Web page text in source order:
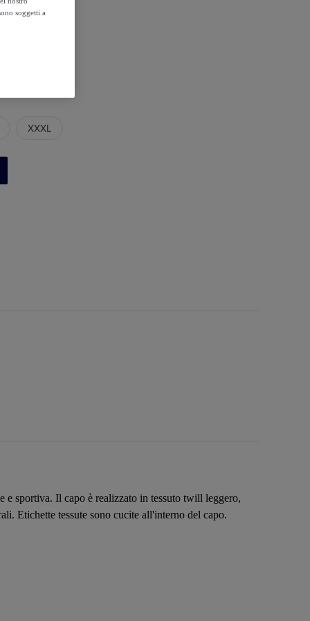
XXXL
e sportiva. Il capo è realizzato in tessuto twill leggero,
Etichette tessute sono cucite all'interno del capo.
soggetti a